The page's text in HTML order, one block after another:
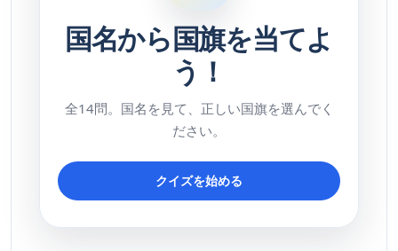
国名から国旗を当てよ
う！
全14問。国名を見て、正しい国旗を選んでく
ださい。
クイズを始める